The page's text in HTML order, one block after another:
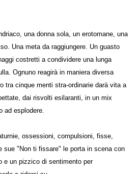
una donna sola, un erotomane, una
Una meta da raggiungere. Un guasto
costretti a condividere una lunga
Ognuno reagirà in maniera diversa
tra cinque menti stra-ordinarie darà vita a
dai risvolti esilaranti, in un mix
ad esplodere.
ossessioni, compulsioni, fisse,
sue "Non ti fissare" le porta in scena con
e un pizzico di sentimento per